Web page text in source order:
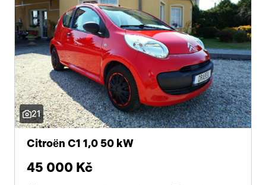
21
Citroën C1 1,0 50 kW
45 000 Kč